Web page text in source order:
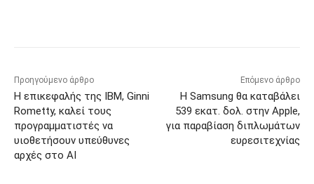
Προηγούμενο άρθρο
Η επικεφαλής της IBM, Ginni
Rometty, καλεί τους
προγραμματιστές να
υιοθετήσουν υπεύθυνες
αρχές στο AI
Επόμενο άρθρο
Η Samsung θα καταβάλει
539 εκατ. δολ. στην Apple,
για παραβίαση διπλωμάτων
ευρεσιτεχνίας